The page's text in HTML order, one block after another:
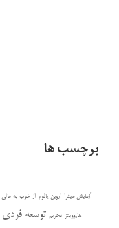
برچسب ها
آزمایش میترا اروین یالوم از خوب به عالی
هاروویتز تحریم توسعه فردی